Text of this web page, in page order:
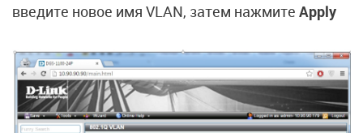
введите новое имя VLAN, затем нажмите Apply